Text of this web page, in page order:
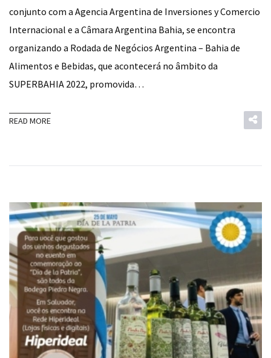
conjunto com a Agencia Argentina de Inversiones y Comercio
Internacional e a Câmara Argentina Bahia, se encontra
organizando a Rodada de Negócios Argentina – Bahia de
Alimentos e Bebidas, que acontecerá no âmbito da
SUPERBAHIA 2022, promovida…
READ MORE